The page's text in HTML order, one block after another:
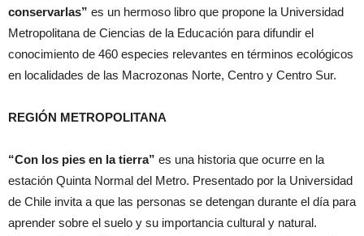
conservarlas” es un hermoso libro que propone la Universidad
Metropolitana de Ciencias de la Educación para difundir el
conocimiento de 460 especies relevantes en términos ecológicos
en localidades de las Macrozonas Norte, Centro y Centro Sur.
REGIÓN METROPOLITANA
“Con los pies en la tierra” es una historia que ocurre en la
estación Quinta Normal del Metro. Presentado por la Universidad
de Chile invita a que las personas se detengan durante el día para
aprender sobre el suelo y su importancia cultural y natural.